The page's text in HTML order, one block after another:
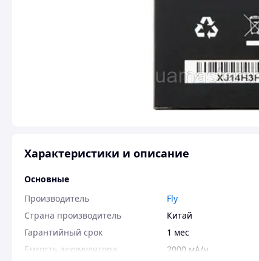
Характеристики и описание
Основные
Производитель
Fly
Страна производитель
Китай
Гарантийный срок
1 мес
Емкость аккумулятора
2000 мА/ч